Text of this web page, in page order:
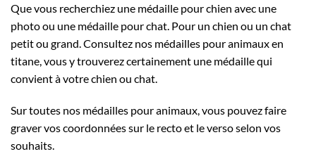
Que vous recherchiez une médaille pour chien avec une
photo ou une médaille pour chat. Pour un chien ou un chat
petit ou grand. Consultez nos médailles pour animaux en
titane, vous y trouverez certainement une médaille qui
convient à votre chien ou chat.
Sur toutes nos médailles pour animaux, vous pouvez faire
graver vos coordonnées sur le recto et le verso selon vos
souhaits.